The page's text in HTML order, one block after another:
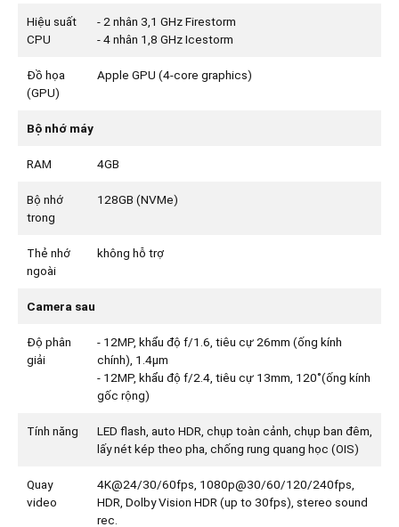
Hiệu suất
CPU
- 2 nhân 3,1 GHz Firestorm
- 4 nhân 1,8 GHz Icestorm
Đồ họa
(GPU)
Apple GPU (4-core graphics)
Bộ nhớ máy
RAM 4GB
Bộ nhớ
trong
128GB (NVMe)
Thẻ nhớ
ngoài
không hỗ trợ
Camera sau
Độ phân
giải
- 12MP, khẩu độ f/1.6, tiêu cự 26mm (ống kính
chính), 1.4µm
- 12MP, khẩu độ f/2.4, tiêu cự 13mm, 120˚(ống kính
gốc rộng)
Tính năng
LED flash, auto HDR, chụp toàn cảnh, chụp ban đêm,
lấy nét kép theo pha, chống rung quang học (OIS)
Quay
video
4K@24/30/60fps, 1080p@30/60/120/240fps,
HDR, Dolby Vision HDR (up to 30fps), stereo sound
rec.